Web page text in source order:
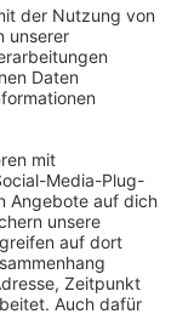
Arena für
(über